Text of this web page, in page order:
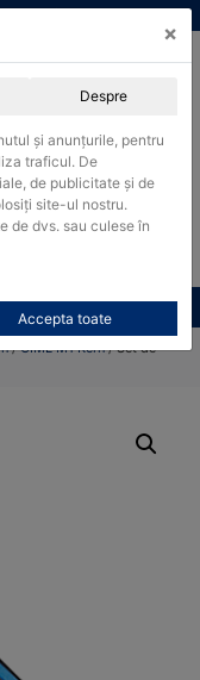
SEAP / SICAP
CAUTARE
CONTACT
/OIML M1 Kern/ Set de
×
Despre
și anunțurile, pentru
traficul. De
de publicitate și de
site-ul nostru.
de dvs. sau culese în
Accepta toate